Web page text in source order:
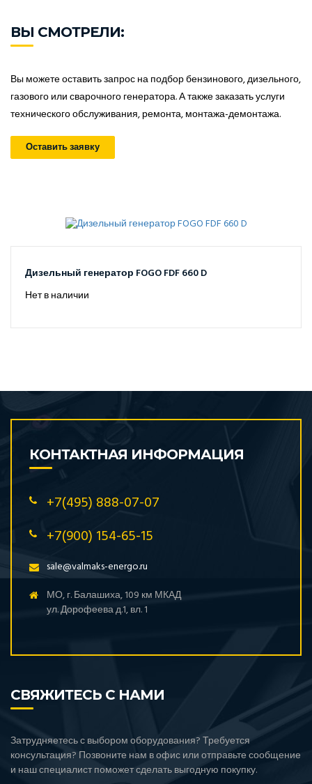
ВЫ СМОТРЕЛИ:
Вы можете оставить запрос на подбор бензинового, дизельного,
газового или сварочного генератора. А также заказать услуги
технического обслуживания, ремонта, монтажа-демонтажа.
Оставить заявку
Дизельный генератор FOGO FDF 660 D
Нет в наличии
КОНТАКТНАЯ ИНФОРМАЦИЯ
+7(495) 888-07-07
+7(900) 154-65-15
sale@valmaks-energo.ru
МО, г. Балашиха, 109 км МКАД
ул. Дорофеева д.1, вл. 1
СВЯЖИТЕСЬ С НАМИ
Затрудняетесь с выбором оборудования? Требуется
консультация? Позвоните нам в офис или отправьте сообщение
и наш специалист поможет сделать выгодную покупку.